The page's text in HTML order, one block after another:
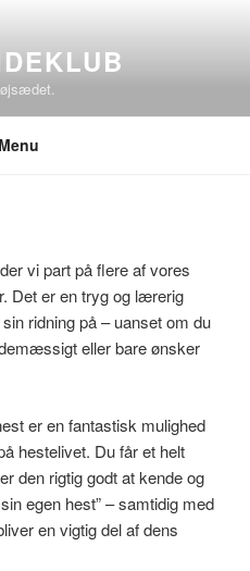
Menu
vi part på flere af vores
Det er en tryg og lærerig
ridning på – uanset om du
eller bare ønsker
er en fantastisk mulighed
hestelivet. Du får et helt
den rigtig godt at kende og
egen hest” – samtidig med
en vigtig del af dens